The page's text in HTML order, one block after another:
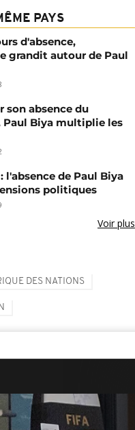
PAYS
d'absence,
grandit autour de Paul
son absence du
Paul Biya multiplie les
l'absence de Paul Biya
politiques
Voir plus
DES NATIONS